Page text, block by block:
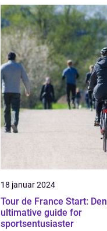
18 januar 2024
Tour de France Start: Den
ultimative guide for
sportsentusiaster